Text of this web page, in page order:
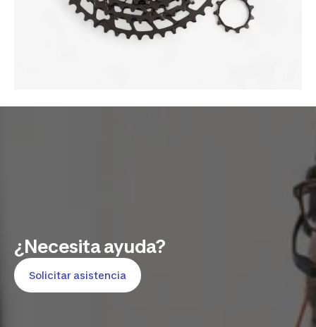
¿Necesita ayuda?
Solicitar asistencia